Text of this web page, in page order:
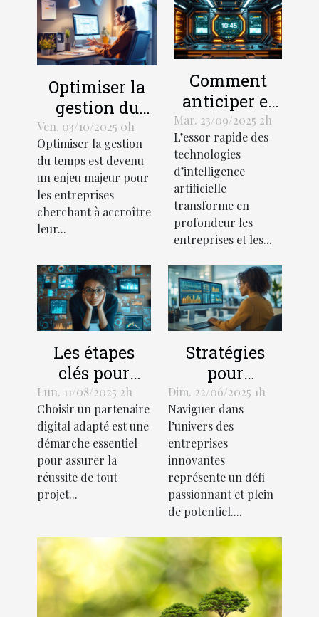
Optimiser la
gestion du
temps avec
une assistance
administrative
externalisée
Ven. 03/10/2025 0h
Optimiser la gestion
du temps est devenu
un enjeu majeur pour
les entreprises
cherchant à accroître
leur...
Comment
anticiper et
gérer les
interruptions
des services
d'IA ?
Mar. 23/09/2025 2h
L’essor rapide des
technologies
d’intelligence
artificielle
transforme en
profondeur les
entreprises et les...
Les étapes
clés pour
choisir
efficacement
son
partenaire
digital
Lun. 11/08/2025 2h
Choisir un partenaire
digital adapté est une
démarche essentiel
pour assurer la
réussite de tout
projet...
Stratégies
pour
optimiser le
succès d'une
entreprise
innovante
Dim. 22/06/2025 1h
Naviguer dans
l’univers des
entreprises
innovantes
représente un défi
passionnant et plein
de potentiel....